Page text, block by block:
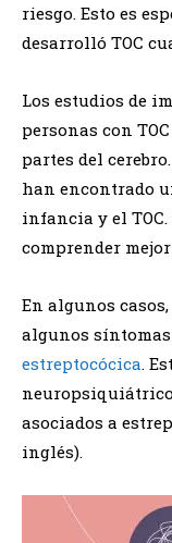
riesgo. Esto es
desarrolló TOC
Los estudios de
personas con
partes del
han encontrado
infancia y el
comprender
En algunos
algunos síntomas
estreptocócica.
asociados a
inglés).